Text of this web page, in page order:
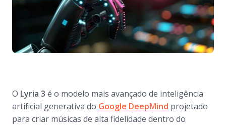
O Lyria 3 é o modelo mais avançado de inteligência
artificial generativa do Google DeepMind projetado
para criar músicas de alta fidelidade dentro do